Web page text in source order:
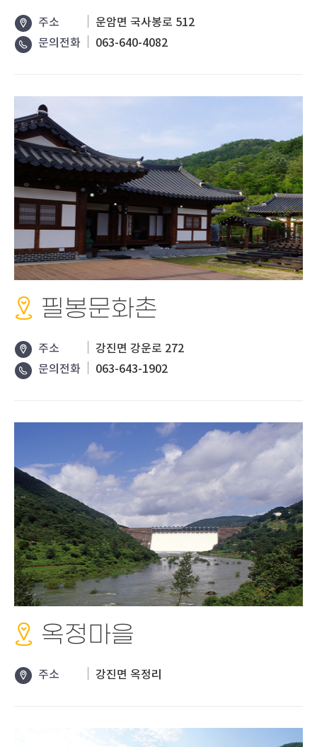
주소
운암면 국사봉로 512
문의전화
063-640-4082
필봉문화촌
주소
강진면 강운로 272
문의전화
063-643-1902
옥정마을
주소 강진면 옥정리